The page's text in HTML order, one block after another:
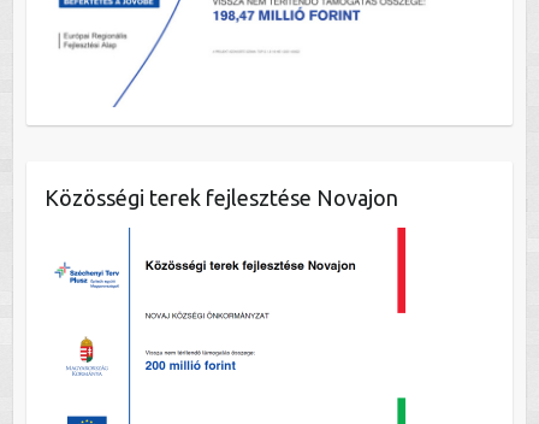
Közösségi terek fejlesztése Novajon